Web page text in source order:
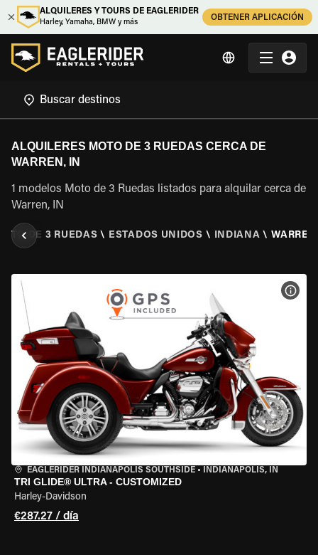
ALQUILERES Y TOURS DE EAGLERIDER
Harley, Yamaha, BMW y más
OBTENER APLICACIÓN
ALQUILERES MOTO DE 3 RUEDAS CERCA DE
WARREN, IN
1 modelos Moto de 3 Ruedas listados para alquilar cerca de
Warren, IN
DE 3 RUEDAS \ ESTADOS UNIDOS \ INDIANA \
EAGLERIDER INDIANAPOLIS SOUTHSIDE • INDIANAPOLIS, IN
TRI GLIDE® ULTRA - CUSTOMIZED
Harley-Davidson
€287.27 / día
VER